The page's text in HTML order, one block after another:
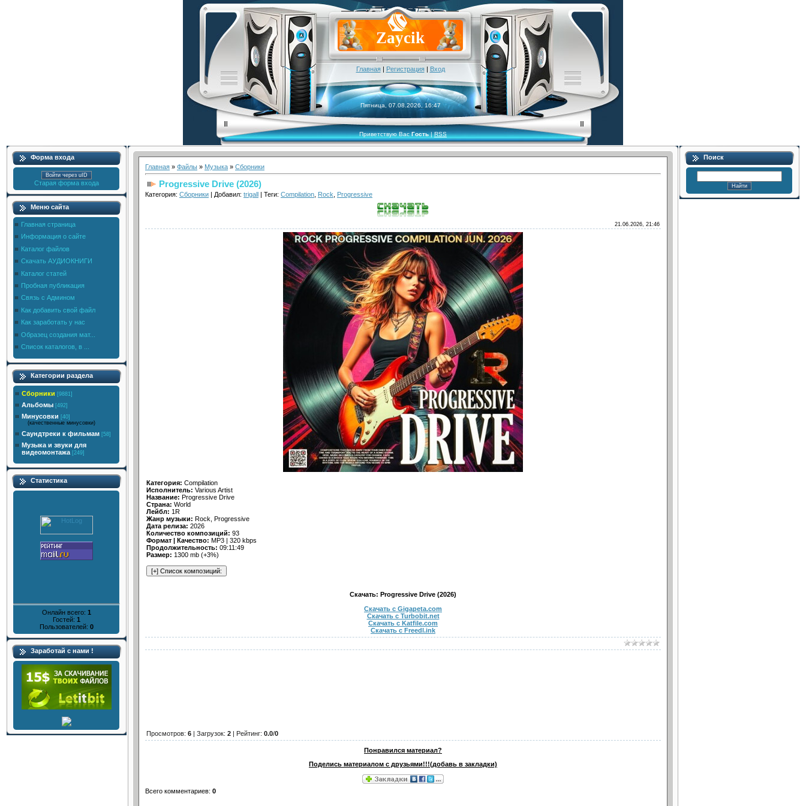
Zaycik
Главная| Регистрация| Вход
Пятница, 07.08.2026, 16:47
Приветствую Вас Гость|RSS
Форма входа
Войти через uID
Старая форма входа
Меню сайта
Главная страница
Информация о сайте
Каталог файлов
Скачать АУДИОКНИГИ
Каталог статей
Пробная публикация
Связь с Админом
Как добавить свой файл
Как заработать у нас
Образец создания мат...
Список каталогов, в ...
Категории раздела
Сборники [9881]
Альбомы [492]
Минусовки [40]
(качественные минусовки)
Саундтреки к фильмам [58]
Музыка и звуки для
видеомонтажа [249]
Статистика
Онлайн всего: 1
Гостей: 1
Пользователей: 0
Заработай с нами !
Главная » Файлы » Музыка » Сборники
Progressive Drive (2026)
Категория: Сборники | Добавил: trigall | Теги: Compilation Rock Progressive
21.06.2026, 21:46
Категория: Compilation
Исполнитель: Various Artist
Название: Progressive Drive
Страна: World
Лейбл: 1R
Жанр музыки: Rock, Progressive
Дата релиза: 2026
Количество композиций: 93
Формат | Качество: MP3 | 320 kbps
Продолжительность: 09:11:49
Размер: 1300 mb (+3%)
Скачать: Progressive Drive (2026)
Скачать с Gigapeta.com
Скачать с Turbobit.net
Скачать с Katfile.com
Скачать с Freedl.ink
Просмотров: 6 | Загрузок: 2 | Рейтинг: 0.0/0
Понравился материал?
Поделись материалом с друзьями!!!(добавь в закладки)
Всего комментариев: 0
Поиск